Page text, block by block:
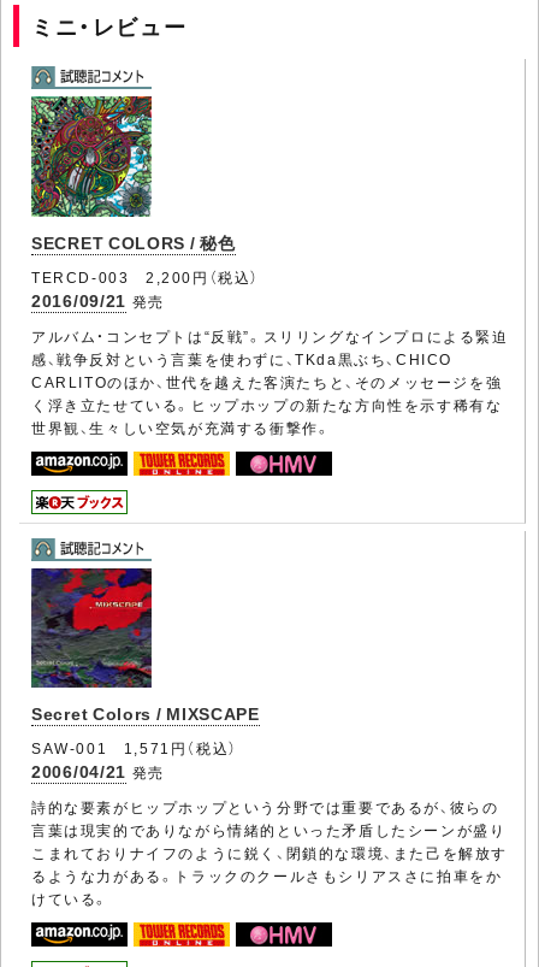
ミニ・レビュー
SECRET COLORS / 秘色
TERCD-003 2,200円（税込）
2016/09/21 発売
アルバム・コンセプトは“反戦”。スリリングなインプロによる緊迫
感、戦争反対という言葉を使わずに、TKda黒ぶち、CHICO
CARLITOのほか、世代を越えた客演たちと、そのメッセージを強
く浮き立たせている。ヒップホップの新たな方向性を示す稀有な
世界観、生々しい空気が充満する衝撃作。
Secret Colors / MIXSCAPE
SAW-001 1,571円（税込）
2006/04/21 発売
詩的な要素がヒップホップという分野では重要であるが、彼らの
言葉は現実的でありながら情緒的といった矛盾したシーンが盛り
こまれておりナイフのように鋭く、閉鎖的な環境、また己を解放す
るような力がある。トラックのクールさもシリアスさに拍車をか
けている。